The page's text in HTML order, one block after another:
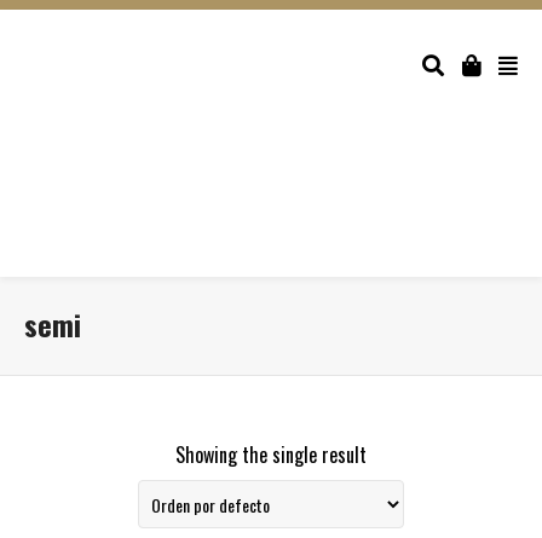
semi
Showing the single result